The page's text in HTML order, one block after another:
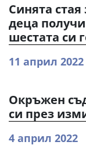
Синята
деца
шестата си
11 април 2022
Окръжен
си през
4 април 2022